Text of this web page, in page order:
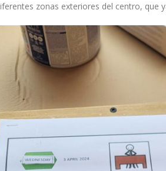
zonas exteriores del centro,